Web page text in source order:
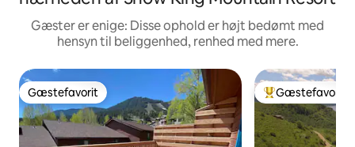
Gæster er enige: Disse ophold er højt bedømt med
hensyn til beliggenhed, renhed med mere.
Gæstefavorit
Gæstefavorit Bedste
Gæstefavorit